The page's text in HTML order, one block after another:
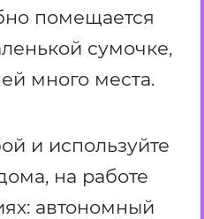
помещается
сумочке,
много места.
и используйте
на работе
автономный